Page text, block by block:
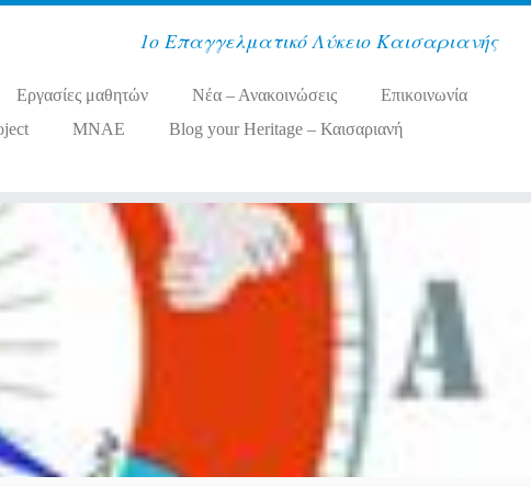
1ο Επαγγελματικό Λύκειο Καισαριανής
Εργασίες μαθητών Νέα – Ανακοινώσεις
Επικοινωνία
MNAE
Blog your Heritage – Καισαριανή